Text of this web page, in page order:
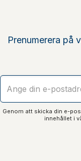
Prenumerera på
Genom att skicka din e-
innehållet i